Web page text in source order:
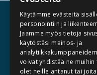
Käytämme evästeitä
personointiin ja
Jaamme myös tietoja
käytöstäsi mainos- ja
voivat yhdistää ne
olet heille antanut tai